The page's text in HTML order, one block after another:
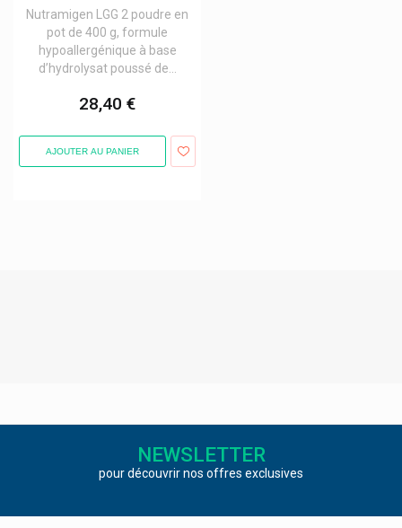
Mucos Pharma
Multi-Gyn Bioclin Soins Intimes
Multi-Mam
Musc Intime
Mustela Bébé Et Enfant Mustela Maternité
My Health Nutraceutiques Innovants
Natugena
Naturalash Soins Regards
Naturamedicatrix
Nutramigen LGG 2 poudre en
pot de 400 g, formule
hypoallergénique à base
d’hydrolysat poussé de...
28,40 €
AJOUTER AU PANIER
NEWSLETTER
pour découvrir nos offres exclusives